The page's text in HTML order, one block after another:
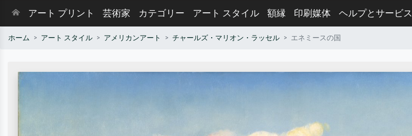
アート プリント 芸術家 カテゴリー アート スタイル 額縁 印刷媒体 ヘルプとサービス
ホーム アート スタイル アメリカンアート チャールズ・マリオン・ラッセル エネミースの国